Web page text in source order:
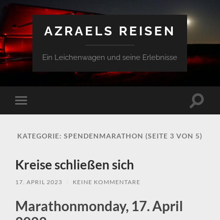
AZRAELS REISEN
Ein Leichenwagen und seine Erlebnisse
Mobile-
Menü
KATEGORIE:SPENDENMARATHON (SEITE 3 VON 5)
Kreise schließen sich
17. APRIL 2023 KEINE KOMMENTARE
Marathonmonday, 17. April